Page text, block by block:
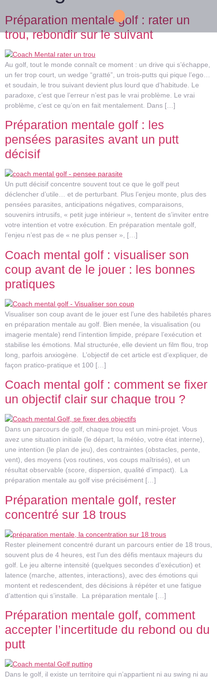
CONTACT
Préparation mentale golf : rater un
trou, rebondir sur le suivant
Au golf, tout le monde connaît ce moment : un drive qui s’échappe,
un fer trop court, un wedge “gratté”, un trois-putts qui pique l’ego…
et soudain, le trou suivant devient plus lourd que d’habitude. Le
paradoxe, c’est que l’erreur n’est pas le vrai problème. Le vrai
problème, c’est ce qu’on en fait mentalement. Dans […]
Préparation mentale golf : les
pensées parasites avant un putt
décisif
Un putt décisif concentre souvent tout ce que le golf peut
déclencher d’utile… et de perturbant. Plus l’enjeu monte, plus des
pensées parasites, anticipations négatives, comparaisons,
souvenirs intrusifs, « petit juge intérieur », tentent de s’inviter entre
votre intention et votre exécution. En préparation mentale golf,
l’enjeu n’est pas de « ne plus penser », […]
Coach mental golf : visualiser son
coup avant de le jouer : les bonnes
pratiques
Visualiser son coup avant de le jouer est l’une des habiletés phares
en préparation mentale au golf. Bien menée, la visualisation (ou
imagerie mentale) rend l’intention limpide, prépare l’exécution et
stabilise les émotions. Mal structurée, elle devient un film flou, trop
long, parfois anxiogène. L’objectif de cet article est d’expliquer, de
façon pratico-pratique et 100 […]
Coach mental golf : comment se fixer
un objectif clair sur chaque trou ?
Dans un parcours de golf, chaque trou est un mini-projet. Vous
avez une situation initiale (le départ, la météo, votre état interne),
une intention (le plan de jeu), des contraintes (obstacles, pente,
vent), des moyens (vos routines, vos coups maîtrisés), et un
résultat observable (score, dispersion, qualité d’impact). La
préparation mentale au golf vise précisément […]
Préparation mentale golf, rester
concentré sur 18 trous
Rester pleinement concentré durant un parcours entier de 18 trous,
souvent plus de 4 heures, est l’un des défis mentaux majeurs du
golf. Le jeu alterne intensité (quelques secondes d’exécution) et
latence (marche, attentes, interactions), avec des émotions qui
montent et redescendent, des décisions à répéter et une fatigue
d’attention qui s’installe. La préparation mentale […]
Préparation mentale golf, comment
accepter l’incertitude du rebond ou du
putt
Dans le golf, il existe un territoire qui n’appartient ni au swing ni au